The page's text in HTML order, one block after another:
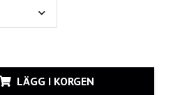
LÄGG I KORGEN